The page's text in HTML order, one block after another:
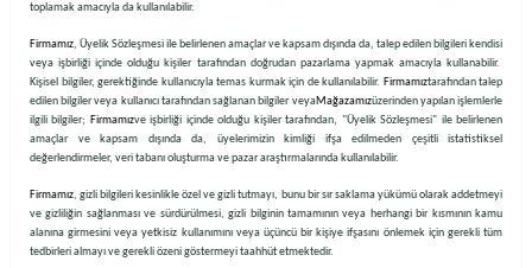
toplamak amacıyla da kullanılabilir.
Firmamız, Üyelik Sözleşmesi ile belirlenen amaçlar ve kapsam dışında da, talep edilen bilgileri kendisi
veya işbirliği içinde olduğu kişiler tarafından doğrudan pazarlama yapmak amacıyla kullanabilir.
Kişisel bilgiler, gerektiğinde kullanıcıyla temas kurmak için de kullanılabilir. Firmamıztarafından talep
edilen bilgiler veya kullanıcı tarafından sağlanan bilgiler veyaMağazamızüzerinden yapılan işlemlerle
ilgili bilgiler; Firmamızve işbirliği içinde olduğu kişiler tarafından, "Üyelik Sözleşmesi" ile belirlenen
amaçlar ve kapsam dışında da, üyelerimizin kimliği ifşa edilmeden çeşitli istatistiksel
değerlendirmeler, veri tabanı oluşturma ve pazar araştırmalarında kullanılabilir.
Firmamız, gizli bilgileri kesinlikle özel ve gizli tutmayı, bunu bir sır saklama yükümü olarak addetmeyi
ve gizliliğin sağlanması ve sürdürülmesi, gizli bilginin tamamının veya herhangi bir kısmının kamu
alanına girmesini veya yetkisiz kullanımını veya üçüncü bir kişiye ifşasını önlemek için gerekli tüm
tedbirleri almayı ve gerekli özeni göstermeyi taahhüt etmektedir.